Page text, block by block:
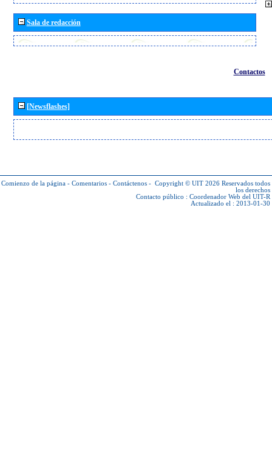
Sala de redacción
Contactos
[Newsflashes]
Comienzo de la página - Comentarios - Contáctenos - Copyright © UIT 2026 Reservados todos
los derechos
Contacto público : Coordenador Web del UIT-R
Actualizado el : 2013-01-30